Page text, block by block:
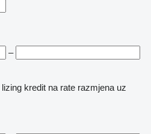
–
lizing kredit na rate razmjena uz